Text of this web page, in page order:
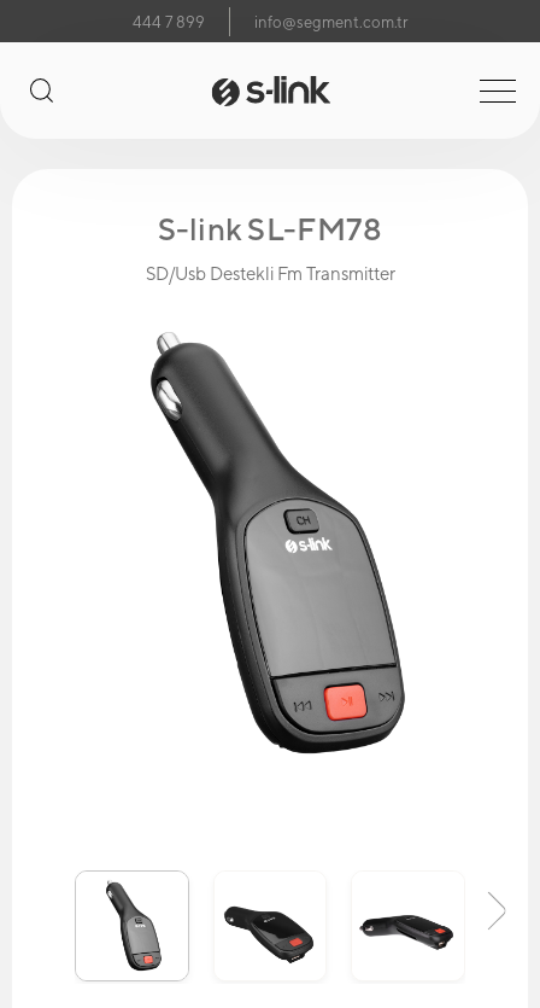
444 7 899 info@segment.com.tr
S-link SL-FM78
SD/Usb Destekli Fm Transmitter